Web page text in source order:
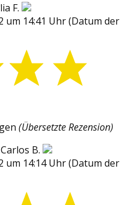
F.
um 14:41 Uhr(Datum der
(Übersetzte Rezension)
B.
um 14:14 Uhr(Datum der